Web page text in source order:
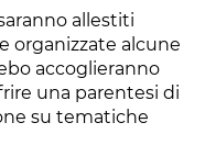
allestiti
organizzate alcune
accoglieranno
una parentesi di
su tematiche